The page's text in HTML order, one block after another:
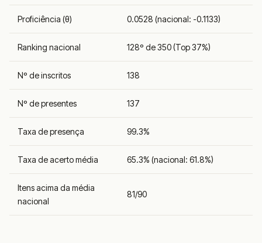
Proficiência (θ) 0.0528 (nacional: -0.1133)
Ranking nacional 128º de 350 (Top 37%)
Nº de inscritos 138
Nº de presentes 137
Taxa de presença 99.3%
Taxa de acerto média 65.3% (nacional: 61.8%)
Itens acima da média
nacional
81/90